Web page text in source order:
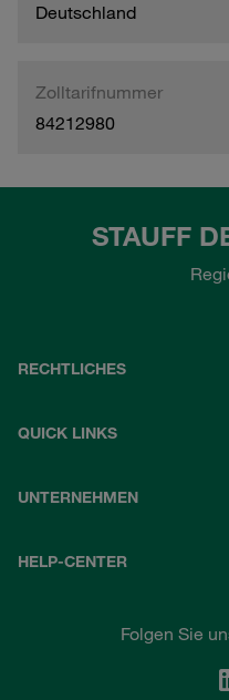
Deutschland
Zolltarifnummer
84212980
STAUFF
RECHTLICHES
QUICK LINKS
UNTERNEHMEN
HELP-CENTER
Folgen Sie